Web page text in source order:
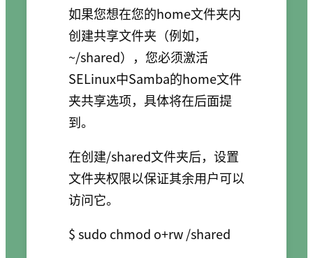
如果您想在您的home文件夹内
创建共享文件夹（例如，
~/shared），您必须激活
SELinux中Samba的home文件
夹共享选项，具体将在后面提
到。
在创建/shared文件夹后，设置
文件夹权限以保证其余用户可以
访问它。